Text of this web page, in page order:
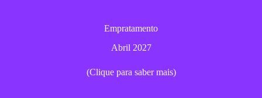
Empratamento
Abril 2027
(Clique para saber mais)
os seus pratos em verdadeiras obras de arte com técnicas de